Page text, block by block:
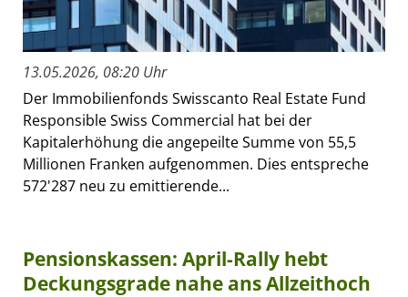
13.05.2026, 08:20 Uhr
Der Immobilienfonds Swisscanto Real Estate Fund
Responsible Swiss Commercial hat bei der
Kapitalerhöhung die angepeilte Summe von 55,5
Millionen Franken aufgenommen. Dies entspreche
572'287 neu zu emittierende...
Pensionskassen: April-Rally hebt
Deckungsgrade nahe ans Allzeithoch